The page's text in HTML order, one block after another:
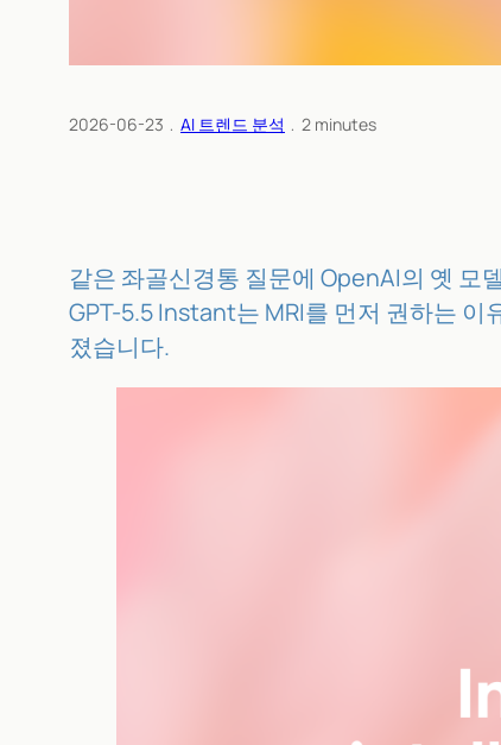
2026-06-23 ﹒ AI 트렌드 분석 ﹒ 2 minutes
같은 좌골신경통 질문에 OpenAI의 옛 모
GPT-5.5 Instant는 MRI를 먼저 권하는 이
졌습니다.